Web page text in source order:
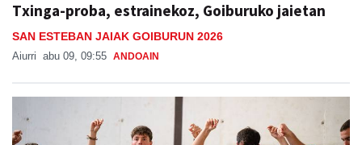
Txinga-proba, estrainekoz, Goiburuko jaietan
SAN ESTEBAN JAIAK GOIBURUN 2026
Aiurri abu 09, 09:55 ANDOAIN